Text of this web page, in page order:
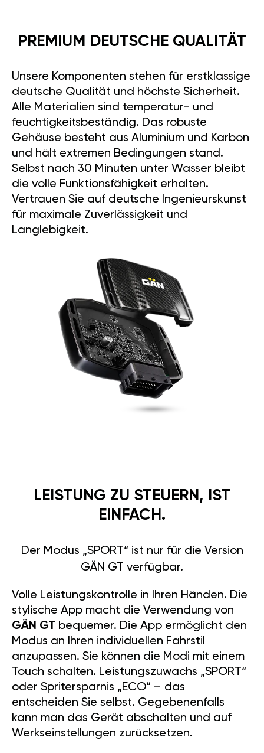
PREMIUM DEUTSCHE QUALITÄT
Unsere Komponenten stehen für erstklassige
deutsche Qualität und höchste Sicherheit.
Alle Materialien sind temperatur- und
feuchtigkeitsbeständig. Das robuste
Gehäuse besteht aus Aluminium und Karbon
und hält extremen Bedingungen stand.
Selbst nach 30 Minuten unter Wasser bleibt
die volle Funktionsfähigkeit erhalten.
Vertrauen Sie auf deutsche Ingenieurskunst
für maximale Zuverlässigkeit und
Langlebigkeit.
LEISTUNG ZU STEUERN, IST
EINFACH.
Der Modus „SPORT“ ist nur für die Version
GÄN GT verfügbar.
Volle Leistungskontrolle in Ihren Händen. Die
stylische App macht die Verwendung von
GÄN GT bequemer. Die App ermöglicht den
Modus an Ihren individuellen Fahrstil
anzupassen. Sie können die Modi mit einem
Touch schalten. Leistungszuwachs „SPORT“
oder Spritersparnis „ECO“ – das
entscheiden Sie selbst. Gegebenenfalls
kann man das Gerät abschalten und auf
Werkseinstellungen zurücksetzen.